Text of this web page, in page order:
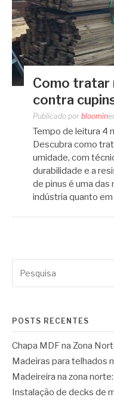
Como tratar
contra
Publicado por bloomin
Tempo de leitura 4
Descubra como
umidade, com
durabilidade e a
de pinus é uma das
indústria quanto
por:
POSTS RECENTES
Chapa MDF na Zona
Madeiras para telhados
Madeireira na zona
Instalação de decks de